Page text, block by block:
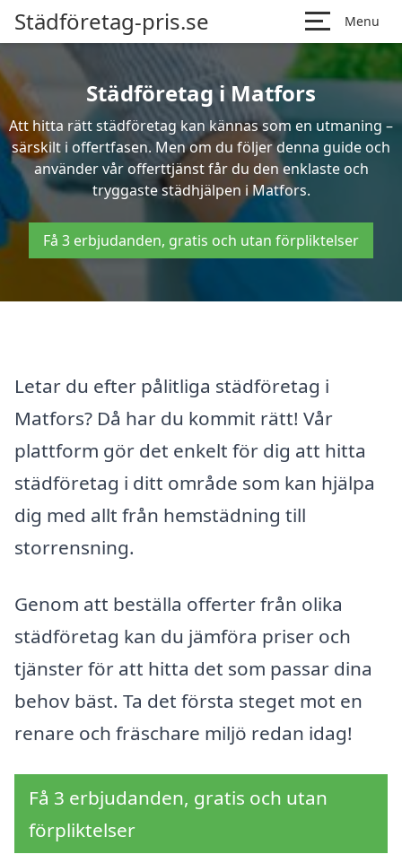
Städföretag-pris.se Menu
Städföretag i Matfors
Att hitta rätt städföretag kan kännas som en utmaning –
särskilt i offertfasen. Men om du följer denna guide och
använder vår offerttjänst får du den enklaste och
tryggaste städhjälpen i Matfors.
Få 3 erbjudanden, gratis och utan förpliktelser
Letar du efter pålitliga städföretag i
Matfors? Då har du kommit rätt! Vår
plattform gör det enkelt för dig att hitta
städföretag i ditt område som kan hjälpa
dig med allt från hemstädning till
storrensning.
Genom att beställa offerter från olika
städföretag kan du jämföra priser och
tjänster för att hitta det som passar dina
behov bäst. Ta det första steget mot en
renare och fräschare miljö redan idag!
Få 3 erbjudanden, gratis och utan
förpliktelser